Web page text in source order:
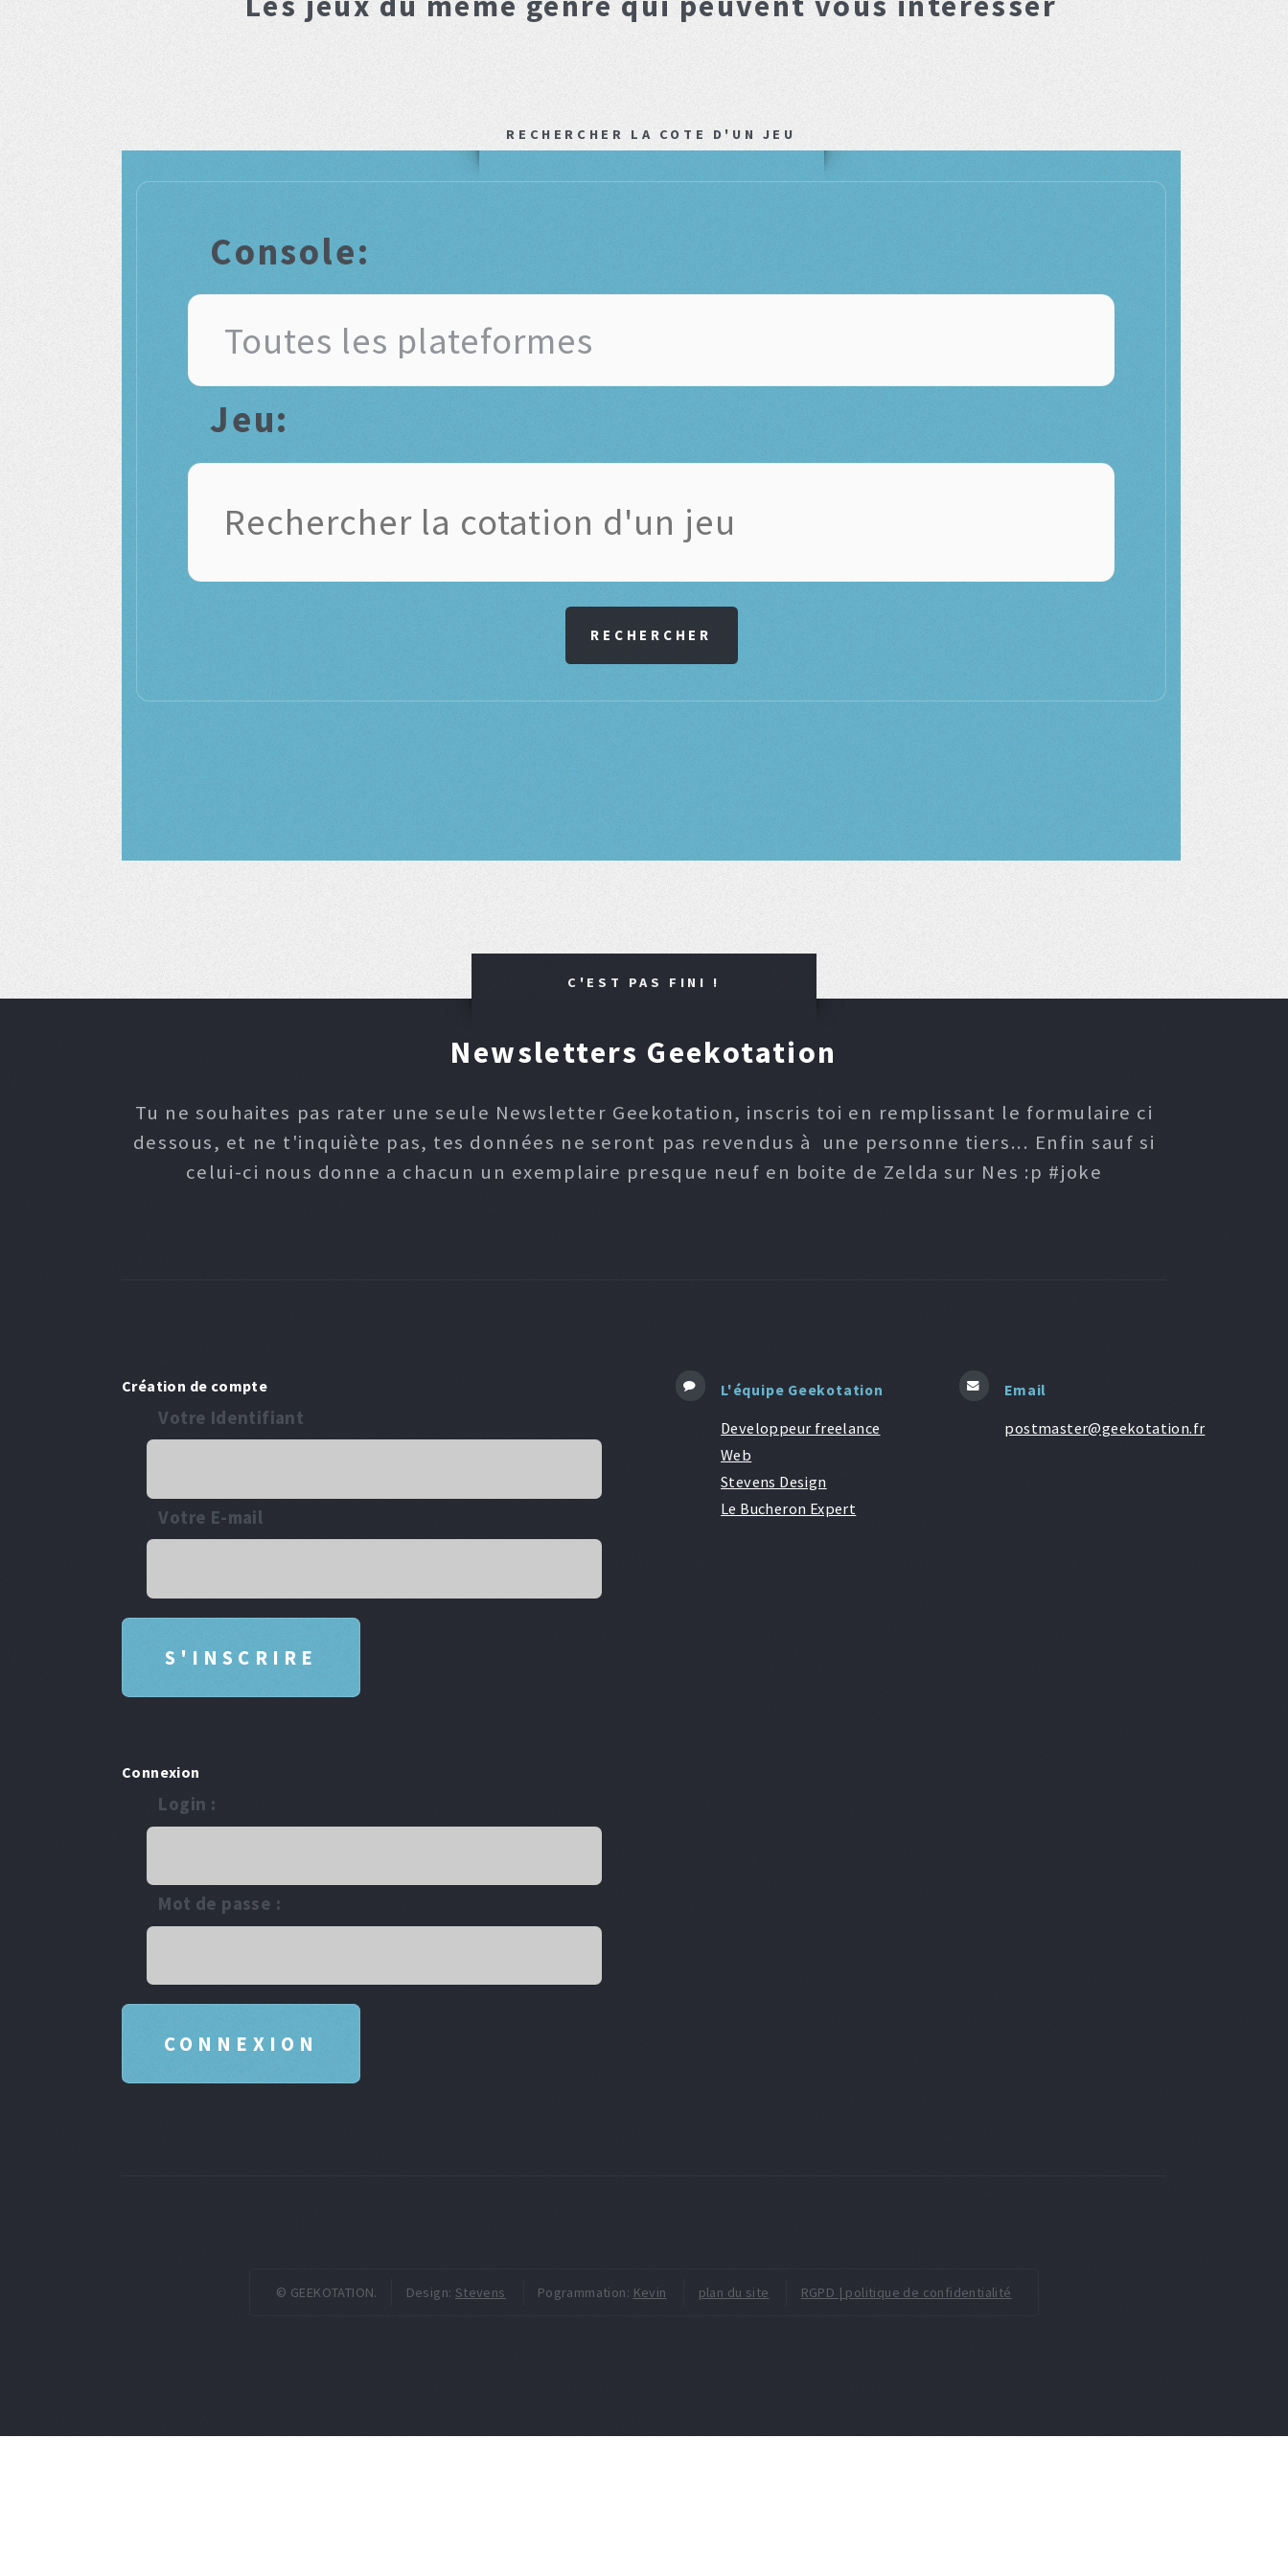
RECHERCHER LA COTE D'UN JEU
Console:
Jeu:
RECHERCHER
C'EST PAS FINI !
Newsletters Geekotation
Tu ne souhaites pas rater une seule Newsletter Geekotation, inscris toi en remplissant le formulaire ci
dessous, et ne t'inquiète pas, tes données ne seront pas revendus à une personne tiers... Enfin sauf si
celui-ci nous donne a chacun un exemplaire presque neuf en boite de Zelda sur Nes :p #joke
Création de compte
Votre Identifiant
Votre E-mail
Connexion
Login :
Mot de passe :
L'équipe Geekotation
Developpeur freelance
Web
Stevens Design
Le Bucheron Expert
Email
postmaster@geekotation.fr
© GEEKOTATION. Design: Stevens Pogrammation: Kevin plan du site RGPD | politique de confidentialité